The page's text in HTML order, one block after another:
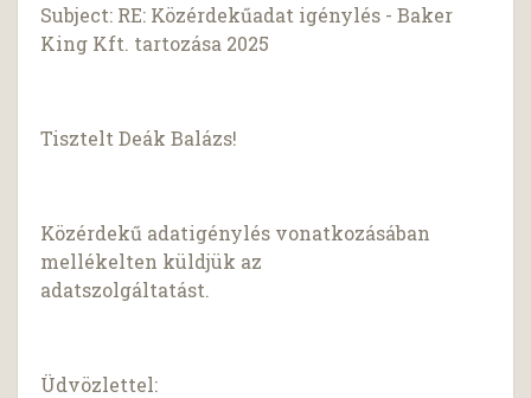
Subject: RE: Közérdekűadat igénylés - Baker
King Kft. tartozása 2025
Tisztelt Deák Balázs!
Közérdekű adatigénylés vonatkozásában
mellékelten küldjük az
adatszolgáltatást.
Üdvözlettel: